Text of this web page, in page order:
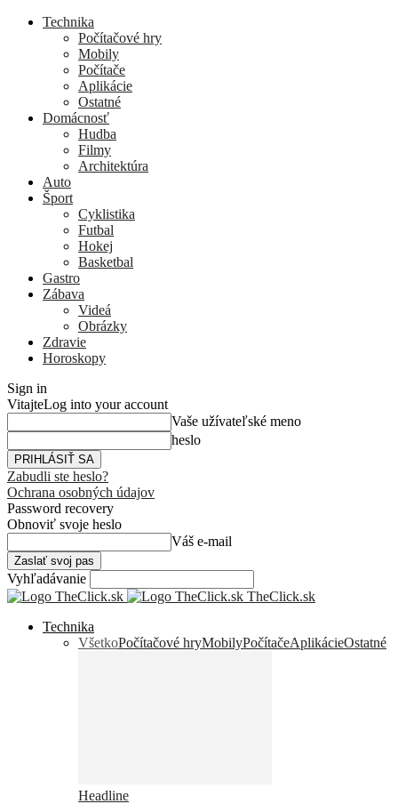
Technika
Počítačové hry
Mobily
Počítače
Aplikácie
Ostatné
Domácnosť
Hudba
Filmy
Architektúra
Auto
Šport
Cyklistika
Futbal
Hokej
Basketbal
Gastro
Zábava
Videá
Obrázky
Zdravie
Horoskopy
Sign in
VitajteLog into your account
Vaše užívateľské meno
heslo
Zabudli ste heslo?
Ochrana osobných údajov
Password recovery
Obnoviť svoje heslo
Váš e-mail
Vyhľadávanie
TheClick.sk
Technika
VšetkoPočítačové hryMobilyPočítačeAplikácieOstatné
Headline